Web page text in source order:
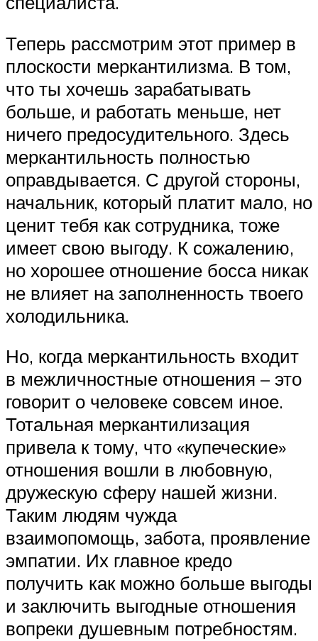
Теперь рассмотрим этот пример в
плоскости меркантилизма. В том,
что ты хочешь зарабатывать
больше, и работать меньше, нет
ничего предосудительного. Здесь
меркантильность полностью
оправдывается. С другой стороны,
начальник, который платит мало, но
ценит тебя как сотрудника, тоже
имеет свою выгоду. К сожалению,
но хорошее отношение босса никак
не влияет на заполненность твоего
холодильника.
Но, когда меркантильность входит
в межличностные отношения – это
говорит о человеке совсем иное.
Тотальная меркантилизация
привела к тому, что «купеческие»
отношения вошли в любовную,
дружескую сферу нашей жизни.
Таким людям чужда
взаимопомощь, забота, проявление
эмпатии. Их главное кредо
получить как можно больше выгоды
и заключить выгодные отношения
вопреки душевным потребностям.